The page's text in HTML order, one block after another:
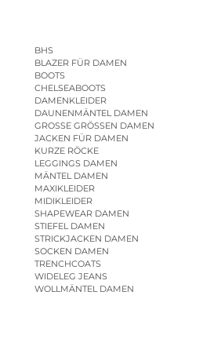
BHS
BLAZER FÜR DAMEN
BOOTS
CHELSEABOOTS
DAMENKLEIDER
DAUNENMÄNTEL DAMEN
GROSSE GRÖSSEN DAMEN
JACKEN FÜR DAMEN
KURZE RÖCKE
LEGGINGS DAMEN
MÄNTEL DAMEN
MAXIKLEIDER
MIDIKLEIDER
SHAPEWEAR DAMEN
STIEFEL DAMEN
STRICKJACKEN DAMEN
SOCKEN DAMEN
TRENCHCOATS
WIDELEG JEANS
WOLLMÄNTEL DAMEN